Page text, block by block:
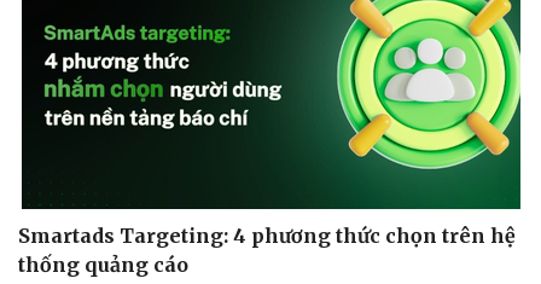
Smartads Targeting: 4 phương thức chọn trên hệ
thống quảng cáo